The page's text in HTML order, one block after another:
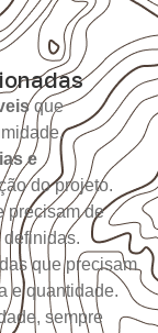
que
e
do projeto.
precisam de
que precisam
e quantidade.
sempre